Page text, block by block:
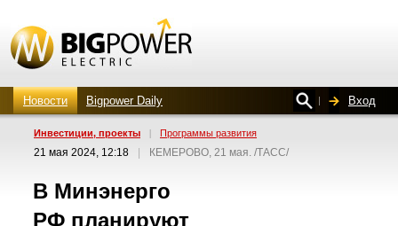
Новости Bigpower Daily Вход
Инвестиции, проекты | Программы развития
21 мая 2024, 12:18 КЕМЕРОВО, 21 мая. /ТАСС/
В Минэнерго
РФ планируют